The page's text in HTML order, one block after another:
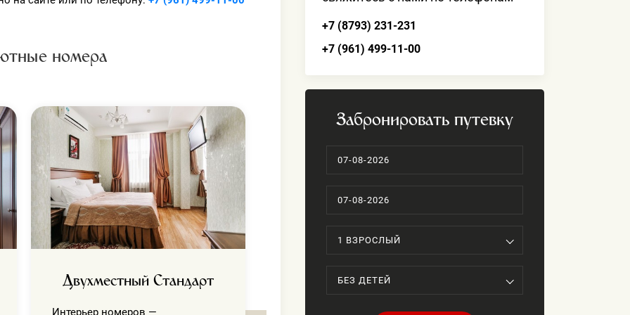
номера
Двухместный Стандарт
Интерьер номеров —
Стандарт Комфорт
сдержанный, но подчеркнуто
с нашим искренним вниманием
+7 (8793) 231-231
+7 (961) 499-11-00
Забронировать путевку
1 ВЗРОСЛЫЙ
БЕЗ ДЕТЕЙ